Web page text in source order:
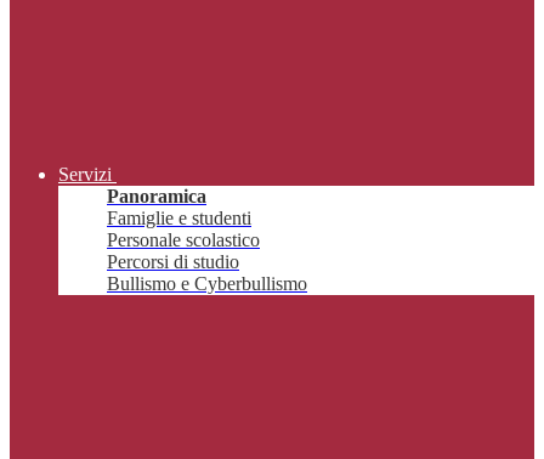
Servizi
Panoramica
Famiglie e studenti
Personale scolastico
Percorsi di studio
Bullismo e Cyberbullismo